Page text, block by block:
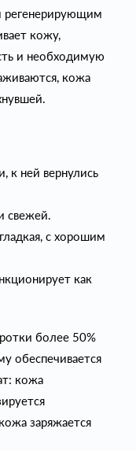
регенерирующим
кожу,
и необходимую
кожа
к ней вернулись
свежей.
с хорошим
как
более 50%
обеспечивается
кожа
заряжается